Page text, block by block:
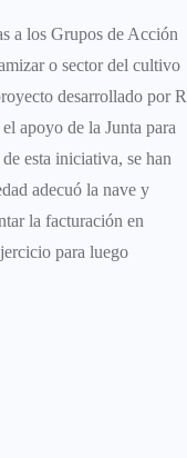
a los Grupos de Acción
o sector del cultivo
desarrollado por R
apoyo de la Junta para
esta iniciativa, se han
adecuó la nave y
la facturación en
para luego